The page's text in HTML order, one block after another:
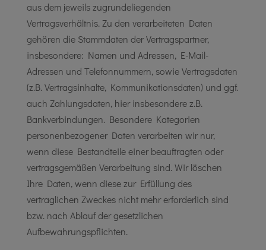
aus dem jeweils zugrundeliegenden
Vertragsverhältnis. Zu den verarbeiteten Daten
gehören die Stammdaten der Vertragspartner,
insbesondere: Namen und Adressen, E-Mail-
Adressen und Telefonnummern, sowie Vertragsdaten
(z.B. Vertragsinhalte, Kommunikationsdaten) und ggf.
auch Zahlungsdaten, hier insbesondere z.B.
Bankverbindungen. Besondere Kategorien
personenbezogener Daten verarbeiten wir nur,
wenn diese Bestandteile einer beauftragten oder
vertragsgemäßen Verarbeitung sind. Wir löschen
Ihre Daten, wenn diese zur Erfüllung des
vertraglichen Zweckes nicht mehr erforderlich sind
bzw. nach Ablauf der gesetzlichen
Aufbewahrungspflichten.